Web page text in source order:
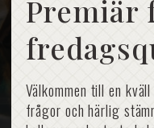
Premiär
Välkommen till en
frågor och härlig